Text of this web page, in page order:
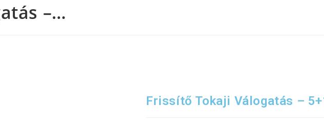
–…
Frissítő Tokaji Válogatás –